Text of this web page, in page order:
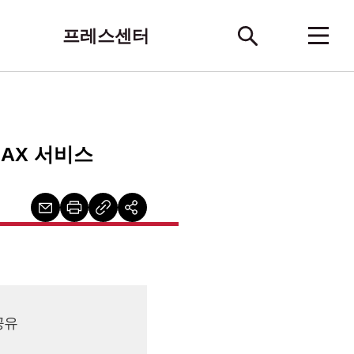
프레스센터
서비스
유